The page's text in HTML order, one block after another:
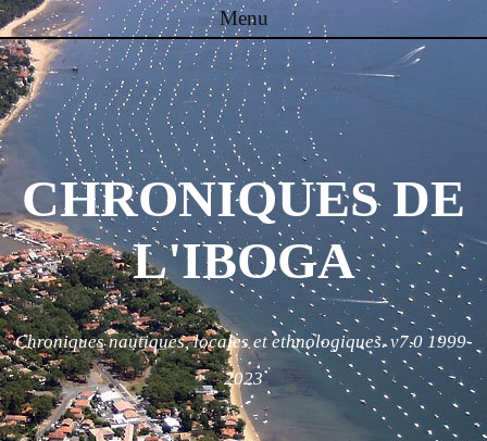
Menu
Skip to content
CHRONIQUES DE
L'IBOGA
Chroniques nautiques, locales et ethnologiques. v7.0 1999-
2023